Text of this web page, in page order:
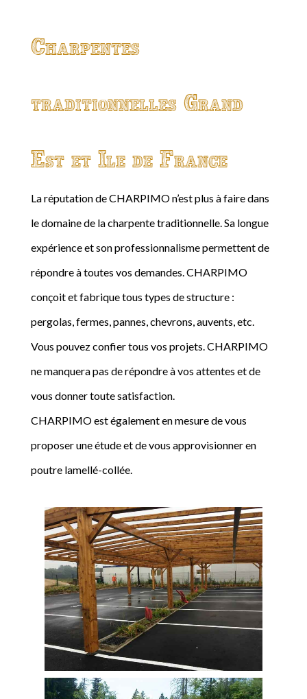
Charpentes
traditionnelles Grand
Est et Ile de France
La réputation de CHARPIMO n’est plus à faire dans
le domaine de la charpente traditionnelle. Sa longue
expérience et son professionnalisme permettent de
répondre à toutes vos demandes. CHARPIMO
conçoit et fabrique tous types de structure :
pergolas, fermes, pannes, chevrons, auvents, etc.
Vous pouvez confier tous vos projets. CHARPIMO
ne manquera pas de répondre à vos attentes et de
vous donner toute satisfaction.
CHARPIMO est également en mesure de vous
proposer une étude et de vous approvisionner en
poutre lamellé-collée.